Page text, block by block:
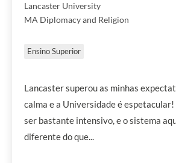
Lancaster University
MA Diplomacy and Religion
Ensino Superior
Lancaster superou as minhas
calma e a Universidade é espetacular!
ser bastante intensivo, e o sistema
diferente do que...